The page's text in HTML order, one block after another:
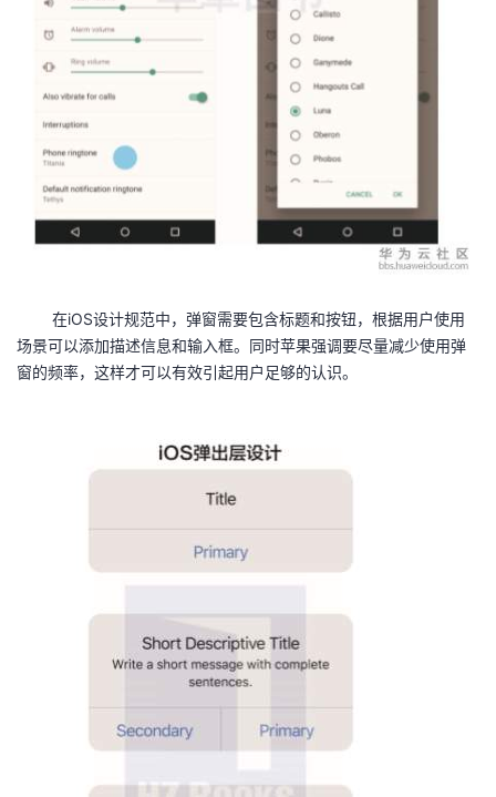
在iOS设计规范中，弹窗需要包含标题和按钮，根据用户使用
场景可以添加描述信息和输入框。同时苹果强调要尽量减少使用弹
窗的频率，这样才可以有效引起用户足够的认识。